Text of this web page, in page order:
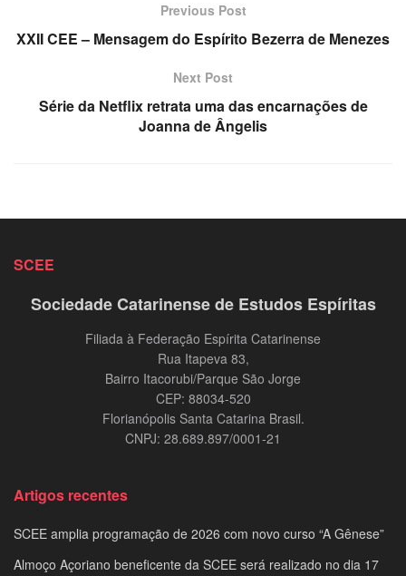
Previous Post
XXII CEE – Mensagem do Espírito Bezerra de Menezes
Next Post
Série da Netflix retrata uma das encarnações de
Joanna de Ângelis
SCEE
Sociedade Catarinense de Estudos Espíritas
Filiada à Federação Espírita Catarinense
Rua Itapeva 83,
Bairro Itacorubi/Parque São Jorge
CEP: 88034-520
Florianópolis Santa Catarina Brasil.
CNPJ: 28.689.897/0001-21
Artigos recentes
SCEE amplia programação de 2026 com novo curso “A Gênese”
Almoço Açoriano beneficente da SCEE será realizado no dia 17